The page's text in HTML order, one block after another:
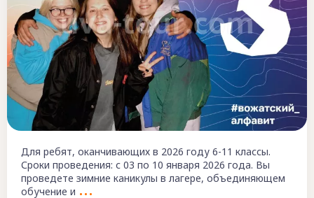
Для ребят, оканчивающих в 2026 году 6-11 классы.
Сроки проведения: с 03 по 10 января 2026 года. Вы
проведете зимние каникулы в лагере, объединяющем
обучение и